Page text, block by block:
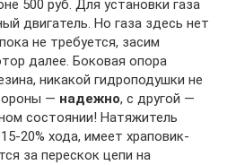
500 руб. Для установки газа
двигатель. Но газа здесь нет
не требуется, засим
далее. Боковая опора
никакой гидроподушки не
— надежно, с другой —
состоянии! Натяжитель
20% хода, имеет храповик-
за перескок цепи на